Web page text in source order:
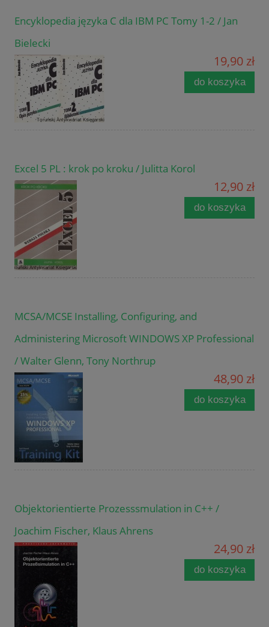
Encyklopedia języka C dla IBM PC Tomy 1-2 / Jan
Bielecki
19,90 zł
do koszyka
Excel 5 PL : krok po kroku / Julitta Korol
12,90 zł
do koszyka
MCSA/MCSE Installing, Configuring, and
Administering Microsoft WINDOWS XP Professional
/ Walter Glenn, Tony Northrup
48,90 zł
do koszyka
Objektorientierte Prozesssmulation in C++ /
Joachim Fischer, Klaus Ahrens
24,90 zł
do koszyka